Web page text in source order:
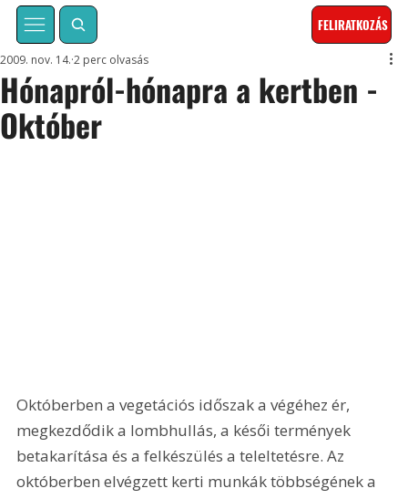
FELIRATKOZÁS
Hónapról-hónapra a kertben -
Október
2009. nov. 14. 2 perc olvasás
Októberben a vegetációs időszak a végéhez ér,
megkezdődik a lombhullás, a késői termények
betakarítása és a felkészülés a teleltetésre. Az
októberben elvégzett kerti munkák többségének a